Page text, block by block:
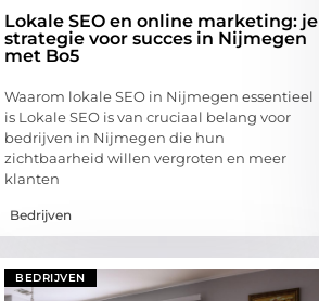
Lokale SEO en online marketing: je
strategie voor succes in Nijmegen
met Bo5
Waarom lokale SEO in Nijmegen essentieel
is Lokale SEO is van cruciaal belang voor
bedrijven in Nijmegen die hun
zichtbaarheid willen vergroten en meer
klanten
Bedrijven
BEDRIJVEN